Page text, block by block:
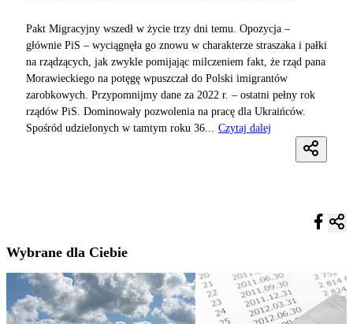
Pakt Migracyjny wszedł w życie trzy dni temu. Opozycja –
głównie PiS – wyciągnęła go znowu w charakterze straszaka i pałki
na rządzących, jak zwykle pomijając milczeniem fakt, że rząd pana
Morawieckiego na potęgę wpuszczał do Polski imigrantów
zarobkowych. Przypomnijmy dane za 2022 r. – ostatni pełny rok
rządów PiS. Dominowały pozwolenia na pracę dla Ukraińców.
Spośród udzielonych w tamtym roku 36...
Czytaj dalej
Wybrane dla Ciebie